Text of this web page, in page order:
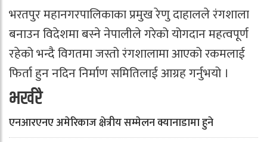
भरतपुर महानगरपालिकाका प्रमुख रेणु दाहालले रंगशाला
बनाउन विदेशमा बस्ने नेपालीले गरेको योगदान महत्वपूर्ण
रहेको भन्दै विगतमा जस्तो रंगशालामा आएको रकमलाई
फिर्ता हुन नदिन निर्माण समितिलाई आग्रह गर्नुभयो ।
भर्खरै
एनआरएनए अमेरिकाज क्षेत्रीय सम्मेलन क्यानाडामा हुने